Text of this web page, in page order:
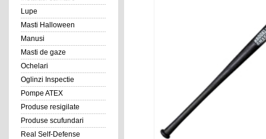
Lupe
Masti Halloween
Manusi
Masti de gaze
Ochelari
Oglinzi Inspectie
Pompe ATEX
Produse resigilate
Produse scufundari
Real Self-Defense